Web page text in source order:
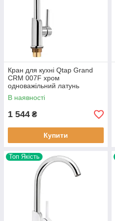
Кран для кухні Qtap Grand
CRM 007F хром
одноважільний латунь
В наявності
1 544 ₴
Купити
Топ Якість